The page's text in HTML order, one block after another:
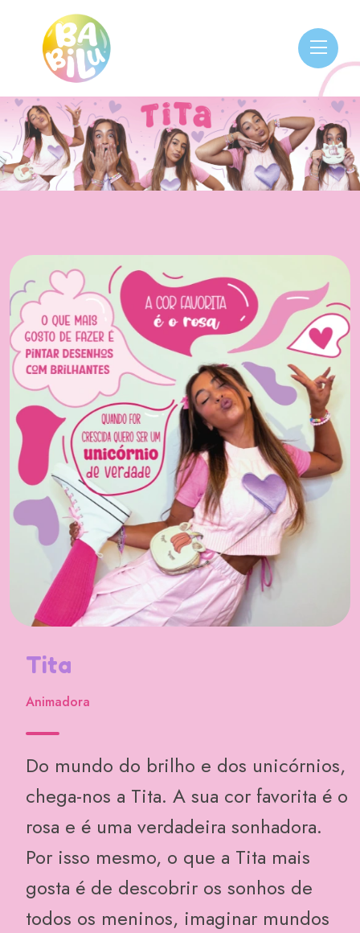
Tita
Animadora
Do mundo do brilho e dos unicórnios,
chega-nos a Tita. A sua cor favorita é o
rosa e é uma verdadeira sonhadora.
Por isso mesmo, o que a Tita mais
gosta é de descobrir os sonhos de
todos os meninos, imaginar mundos